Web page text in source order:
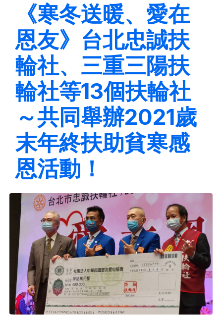
《寒冬送暖、愛在
恩友》台北忠誠扶
輪社、三重三陽扶
輪社等13個扶輪社
～共同舉辦2021歲
末年終扶助貧寒感
恩活動！